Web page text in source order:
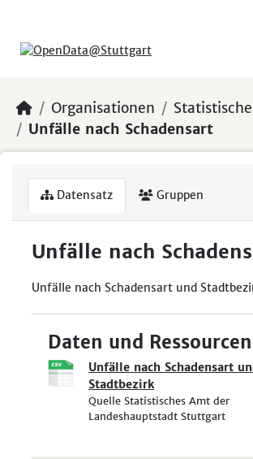
Organisationen
Unfälle nach Schadensart
Datensatz Gruppen
Unfälle nach
Unfälle nach Schadensart und
Daten und Ressourcen
Unfälle nach Schadensart
Stadtbezirk
Quelle Statistisches Amt der
Landeshauptstadt Stuttgart